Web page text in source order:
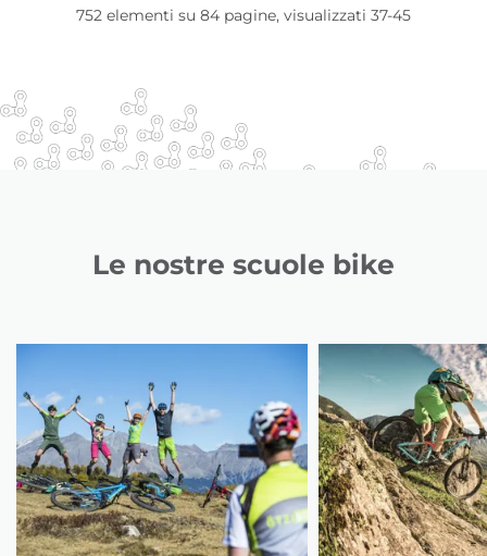
752 elementi su 84 pagine, visualizzati 37-45
Le nostre scuole bike